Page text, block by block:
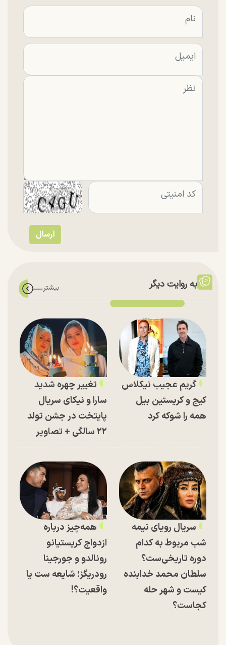
به روایت دیگر
گریم عجیب نیکلاس
کیج و کریستین بیل
همه را شوکه کرد
تغییر چهره شدید
سارا و نیکای سریال
پایتخت در جشن تولد
۲۲ سالگی + تصاویر
سریال رویای نیمه
شب مربوط به کدام
دوره تاریخی‌ست؟
سلطان محمد خدابنده
کیست و شهر حله
کجاست؟
همه‌چیز درباره
ازدواج کریستیانو
رونالدو و جورجینا
رودریگز؛ شایعه ست یا
واقعیت؟!